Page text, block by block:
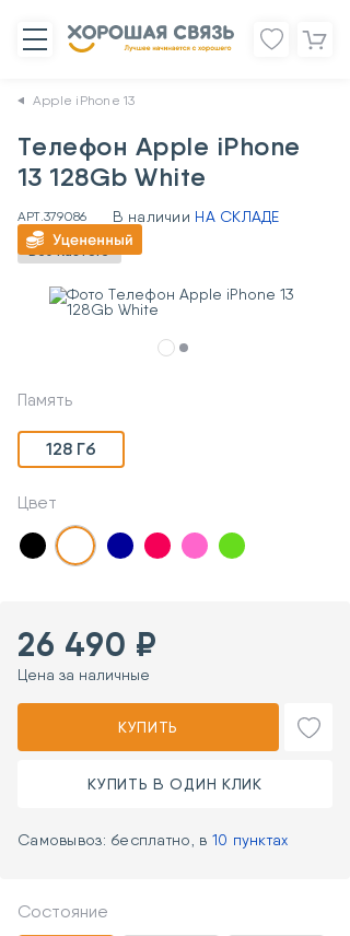
Apple iPhone 13
Телефон Apple iPhone
13 128Gb White
АРТ.379086 В наличии НА СКЛАДЕ
Без RuStore
Память
128 Гб
Цвет
26 490 ₽
Цена за наличные
КУПИТЬ
КУПИТЬ В ОДИН КЛИК
Самовывоз: бесплатно, в 10 пунктах
Состояние